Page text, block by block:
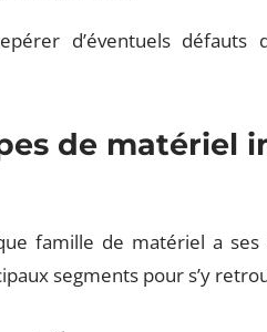
d’éventuels défauts
de matériel
famille de matériel a
segments pour s’y